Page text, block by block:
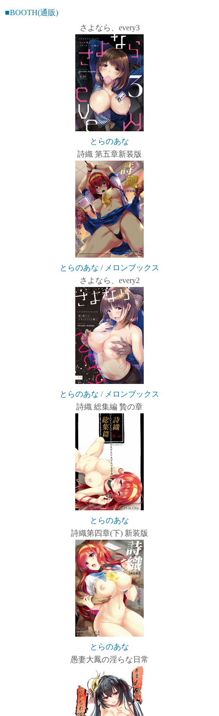
■BOOTH(通販)
さよなら、every3
とらのあな
詩織 第五章新装版
とらのあな / メロンブックス
さよなら、every2
とらのあな / メロンブックス
詩織 総集編 贄の章
とらのあな
詩織第四章(下) 新装版
とらのあな
愚妻大鳳の淫らな日常